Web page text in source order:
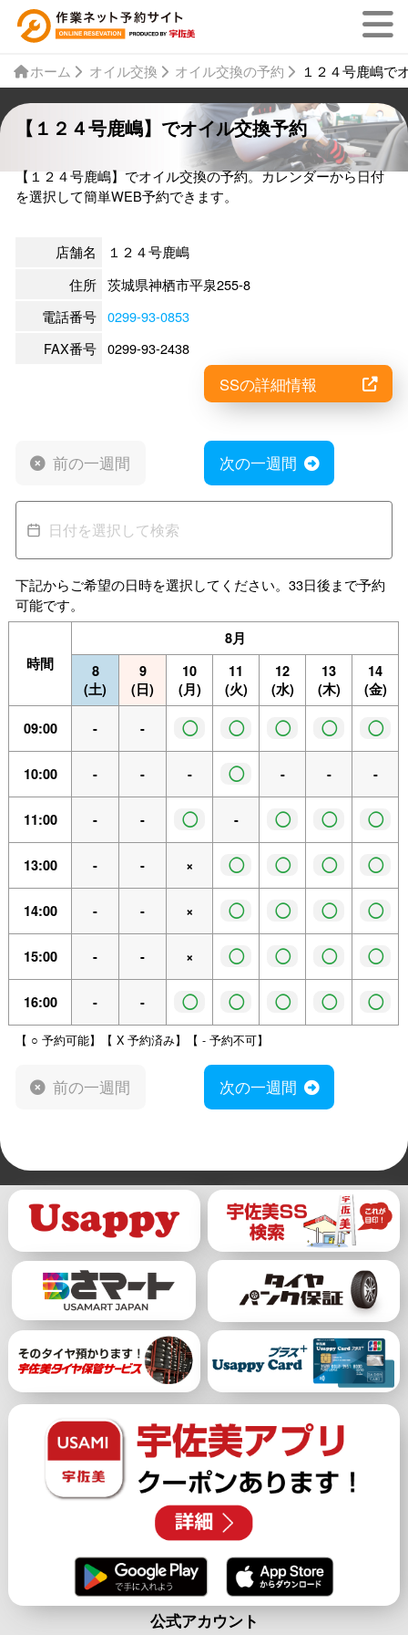
ホーム オイル交換 オイル交換の予約 １２４号鹿嶋で
【１２４号鹿嶋】でオイル交換予約
【１２４号鹿嶋】でオイル交換の予約。カレンダーから日付
を選択して簡単WEB予約できます。
店舗名
１２４号鹿嶋
住所 茨城県神栖市平泉255-8
電話番号 0299-93-0853
FAX番号 0299-93-2438
SSの詳細情報
前の一週間 次の一週間
下記からご希望の日時を選択してください。33日後まで予約
可能です。
時間
8月
8
(土)
9
(日)
10
(月)
11
(火)
12
(水)
13
(木)
14
(金)
09:00 - - ◯ ◯ ◯ ◯ ◯
10:00 - - - ◯ - - -
11:00 - - ◯ - ◯ ◯ ◯
13:00 - - × ◯ ◯ ◯ ◯
14:00 - - × ◯ ◯ ◯ ◯
15:00 - - × ◯ ◯ ◯ ◯
16:00 - - ◯ ◯ ◯ ◯ ◯
【 ○ 予約可能】【 X 予約済み】【 - 予約不可】
前の一週間 次の一週間
公式アカウント